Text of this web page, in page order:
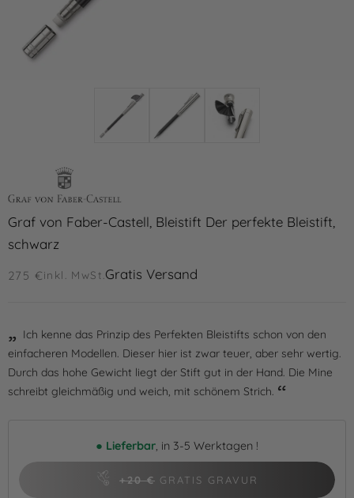
Graf von Faber-Castell, Bleistift Der perfekte Bleistift,
schwarz
275 €inkl. MwSt. Gratis Versand
Ich kenne das Prinzip des Perfekten Bleistifts schon von den
einfacheren Modellen. Dieser hier ist zwar teuer, aber sehr wertig.
Durch das hohe Gewicht liegt der Stift gut in der Hand. Die Mine
schreibt gleichmäßig und weich, mit schönem Strich.
● Lieferbar, in 3-5 Werktagen !
+20 € GRATIS GRAVUR